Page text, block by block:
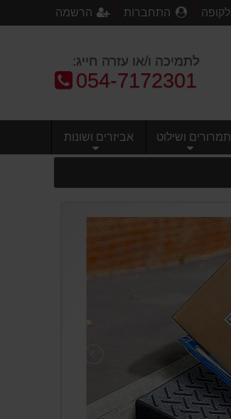
לקופה התחברות הרשמה
לתמיכה ו/או עזרה חייג:
טלפון:
054-7172301
תמרורים ושילוט אביזרים ושונות